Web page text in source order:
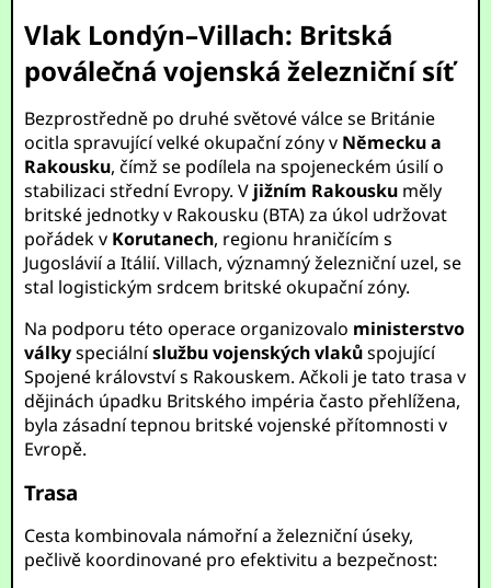
Vlak Londýn–Villach: Britská
poválečná vojenská železniční síť
Bezprostředně po druhé světové válce se Británie
ocitla spravující velké okupační zóny v Německu a
Rakousku, čímž se podílela na spojeneckém úsilí o
stabilizaci střední Evropy. V jižním Rakousku měly
britské jednotky v Rakousku (BTA) za úkol udržovat
pořádek v Korutanech, regionu hraničícím s
Jugoslávií a Itálií. Villach, významný železniční uzel, se
stal logistickým srdcem britské okupační zóny.
Na podporu této operace organizovalo ministerstvo
válkyspeciálníslužbu vojenských vlakůspojující
Spojené království s Rakouskem. Ačkoli je tato trasa v
dějinách úpadku Britského impéria často přehlížena,
byla zásadní tepnou britské vojenské přítomnosti v
Evropě.
Trasa
Cesta kombinovala námořní a železniční úseky,
pečlivě koordinované pro efektivitu a bezpečnost: